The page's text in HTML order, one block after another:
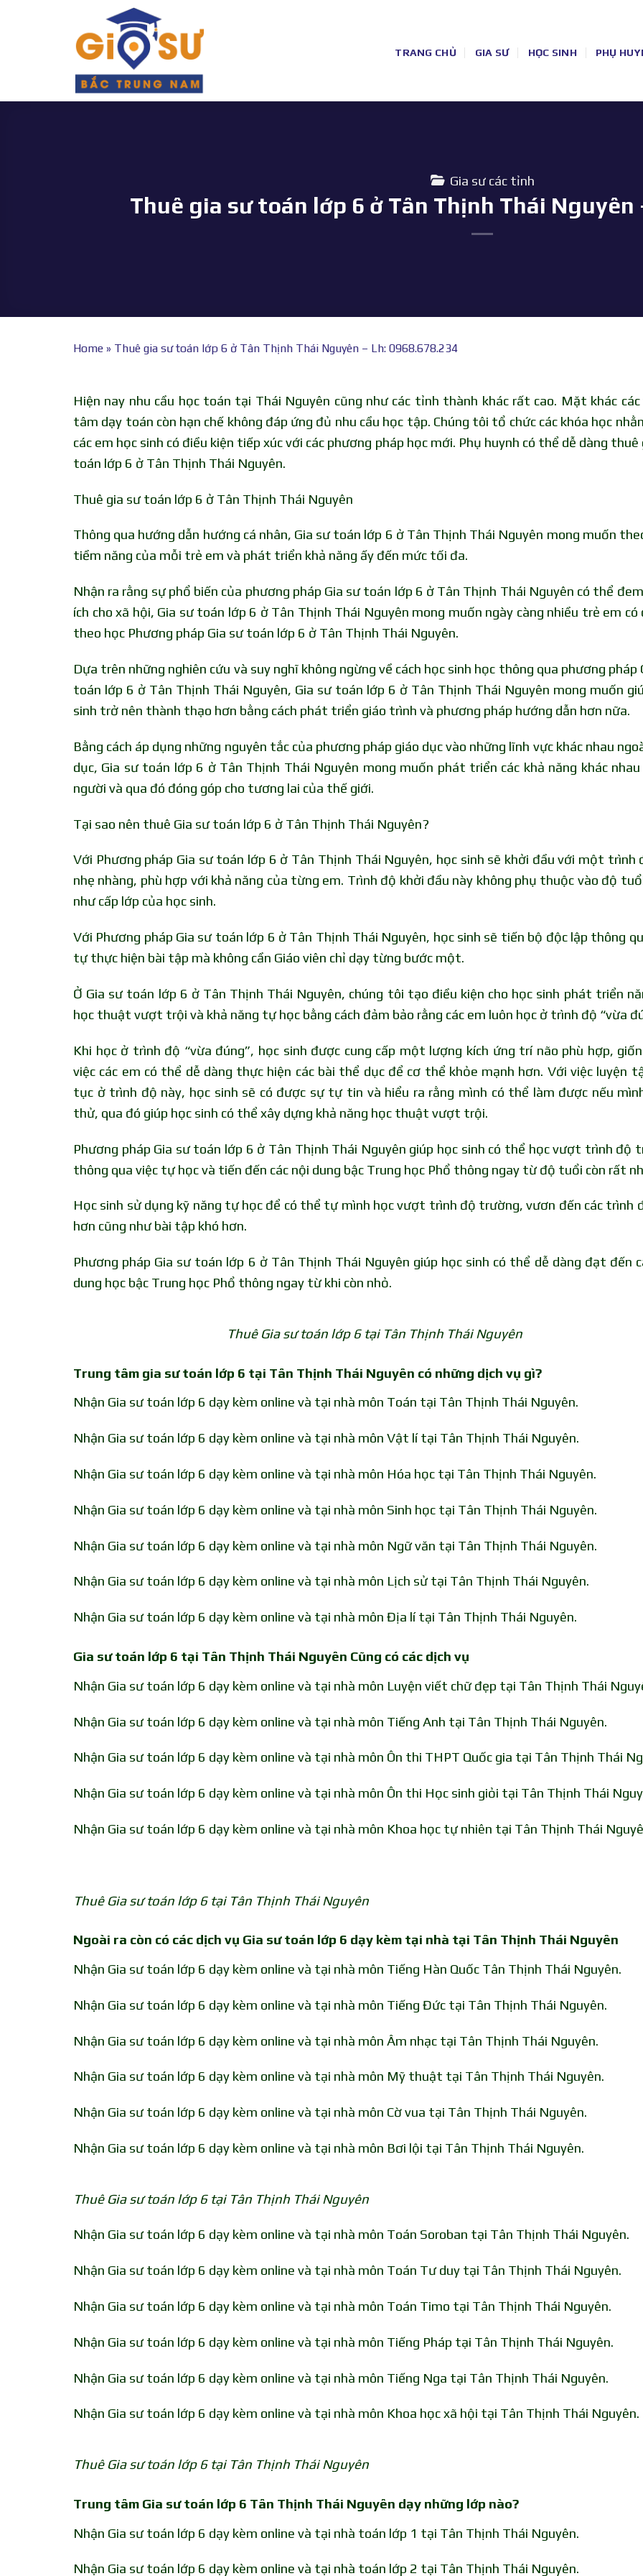
TRANG CHỦ GIA SƯ HỌC SINH PHỤ
Gia sư các tỉnh
Thuê gia sư toán lớp 6 ở Tân Thịnh Thái Nguyên
Home » Thuê gia sư toán lớp 6 ở Tân Thịnh Thái Nguyên – Lh: 0968.678.234
Hiện nay nhu cầu học toán tại Thái Nguyên cũng như các tỉnh thành khác rất cao. Mặt khác
tâm dạy toán còn hạn chế không đáp ứng đủ nhu cầu học tập. Chúng tôi tổ chức các khóa học
các em học sinh có điều kiện tiếp xúc với các phương pháp học mới. Phụ huynh có thể dễ dàng thuê
toán lớp 6 ở Tân Thịnh Thái Nguyên.
Thuê gia sư toán lớp 6 ở Tân Thịnh Thái Nguyên
Thông qua hướng dẫn hướng cá nhân, Gia sư toán lớp 6 ở Tân Thịnh Thái Nguyên mong muốn
tiềm năng của mỗi trẻ em và phát triển khả năng ấy đến mức tối đa.
Nhận ra rằng sự phổ biến của phương pháp Gia sư toán lớp 6 ở Tân Thịnh Thái Nguyên có thể
ích cho xã hội, Gia sư toán lớp 6 ở Tân Thịnh Thái Nguyên mong muốn ngày càng nhiều trẻ em có
theo học Phương pháp Gia sư toán lớp 6 ở Tân Thịnh Thái Nguyên.
Dựa trên những nghiên cứu và suy nghĩ không ngừng về cách học sinh học thông qua phương pháp
toán lớp 6 ở Tân Thịnh Thái Nguyên, Gia sư toán lớp 6 ở Tân Thịnh Thái Nguyên mong muốn
sinh trở nên thành thạo hơn bằng cách phát triển giáo trình và phương pháp hướng dẫn hơn nữa.
Bằng cách áp dụng những nguyên tắc của phương pháp giáo dục vào những lĩnh vực khác nhau
dục, Gia sư toán lớp 6 ở Tân Thịnh Thái Nguyên mong muốn phát triển các khả năng khác nhau
người và qua đó đóng góp cho tương lai của thế giới.
Tại sao nên thuê Gia sư toán lớp 6 ở Tân Thịnh Thái Nguyên?
Với Phương pháp Gia sư toán lớp 6 ở Tân Thịnh Thái Nguyên, học sinh sẽ khởi đầu với một trình
nhẹ nhàng, phù hợp với khả năng của từng em. Trình độ khởi đầu này không phụ thuộc vào độ
như cấp lớp của học sinh.
Với Phương pháp Gia sư toán lớp 6 ở Tân Thịnh Thái Nguyên, học sinh sẽ tiến bộ độc lập thông
tự thực hiện bài tập mà không cần Giáo viên chỉ dạy từng bước một.
Ở Gia sư toán lớp 6 ở Tân Thịnh Thái Nguyên, chúng tôi tạo điều kiện cho học sinh phát triển
học thuật vượt trội và khả năng tự học bằng cách đảm bảo rằng các em luôn học ở trình độ “vừa
Khi học ở trình độ “vừa đúng”, học sinh được cung cấp một lượng kích ứng trí não phù hợp,
việc các em có thể dễ dàng thực hiện các bài thể dục để cơ thể khỏe mạnh hơn. Với việc luyện
tục ở trình độ này, học sinh sẽ có được sự tự tin và hiểu ra rằng mình có thể làm được nếu
thử, qua đó giúp học sinh có thể xây dựng khả năng học thuật vượt trội.
Phương pháp Gia sư toán lớp 6 ở Tân Thịnh Thái Nguyên giúp học sinh có thể học vượt trình độ
thông qua việc tự học và tiến đến các nội dung bậc Trung học Phổ thông ngay từ độ tuổi còn rất
Học sinh sử dụng kỹ năng tự học để có thể tự mình học vượt trình độ trường, vươn đến các trình
hơn cũng như bài tập khó hơn.
Phương pháp Gia sư toán lớp 6 ở Tân Thịnh Thái Nguyên giúp học sinh có thể dễ dàng đạt đến
dung học bậc Trung học Phổ thông ngay từ khi còn nhỏ.
Thuê Gia sư toán lớp 6 tại Tân Thịnh Thái Nguyên
Trung tâm gia sư toán lớp 6 tại Tân Thịnh Thái Nguyên có những dịch vụ gì?
Nhận Gia sư toán lớp 6 dạy kèm online và tại nhà môn Toán tại Tân Thịnh Thái Nguyên.
Nhận Gia sư toán lớp 6 dạy kèm online và tại nhà môn Vật lí tại Tân Thịnh Thái Nguyên.
Nhận Gia sư toán lớp 6 dạy kèm online và tại nhà môn Hóa học tại Tân Thịnh Thái Nguyên.
Nhận Gia sư toán lớp 6 dạy kèm online và tại nhà môn Sinh học tại Tân Thịnh Thái Nguyên.
Nhận Gia sư toán lớp 6 dạy kèm online và tại nhà môn Ngữ văn tại Tân Thịnh Thái Nguyên.
Nhận Gia sư toán lớp 6 dạy kèm online và tại nhà môn Lịch sử tại Tân Thịnh Thái Nguyên.
Nhận Gia sư toán lớp 6 dạy kèm online và tại nhà môn Địa lí tại Tân Thịnh Thái Nguyên.
Gia sư toán lớp 6 tại Tân Thịnh Thái Nguyên Cũng có các dịch vụ
Nhận Gia sư toán lớp 6 dạy kèm online và tại nhà môn Luyện viết chữ đẹp tại Tân Thịnh Thái
Nhận Gia sư toán lớp 6 dạy kèm online và tại nhà môn Tiếng Anh tại Tân Thịnh Thái Nguyên.
Nhận Gia sư toán lớp 6 dạy kèm online và tại nhà môn Ôn thi THPT Quốc gia tại Tân Thịnh Thái
Nhận Gia sư toán lớp 6 dạy kèm online và tại nhà môn Ôn thi Học sinh giỏi tại Tân Thịnh Thái
Nhận Gia sư toán lớp 6 dạy kèm online và tại nhà môn Khoa học tự nhiên tại Tân Thịnh Thái
Thuê Gia sư toán lớp 6 tại Tân Thịnh Thái Nguyên
Ngoài ra còn có các dịch vụ Gia sư toán lớp 6 dạy kèm tại nhà tại Tân Thịnh Thái Nguyên
Nhận Gia sư toán lớp 6 dạy kèm online và tại nhà môn Tiếng Hàn Quốc Tân Thịnh Thái Nguyên.
Nhận Gia sư toán lớp 6 dạy kèm online và tại nhà môn Tiếng Đức tại Tân Thịnh Thái Nguyên.
Nhận Gia sư toán lớp 6 dạy kèm online và tại nhà môn Âm nhạc tại Tân Thịnh Thái Nguyên.
Nhận Gia sư toán lớp 6 dạy kèm online và tại nhà môn Mỹ thuật tại Tân Thịnh Thái Nguyên.
Nhận Gia sư toán lớp 6 dạy kèm online và tại nhà môn Cờ vua tại Tân Thịnh Thái Nguyên.
Nhận Gia sư toán lớp 6 dạy kèm online và tại nhà môn Bơi lội tại Tân Thịnh Thái Nguyên.
Thuê Gia sư toán lớp 6 tại Tân Thịnh Thái Nguyên
Nhận Gia sư toán lớp 6 dạy kèm online và tại nhà môn Toán Soroban tại Tân Thịnh Thái Nguyên.
Nhận Gia sư toán lớp 6 dạy kèm online và tại nhà môn Toán Tư duy tại Tân Thịnh Thái Nguyên.
Nhận Gia sư toán lớp 6 dạy kèm online và tại nhà môn Toán Timo tại Tân Thịnh Thái Nguyên.
Nhận Gia sư toán lớp 6 dạy kèm online và tại nhà môn Tiếng Pháp tại Tân Thịnh Thái Nguyên.
Nhận Gia sư toán lớp 6 dạy kèm online và tại nhà môn Tiếng Nga tại Tân Thịnh Thái Nguyên.
Nhận Gia sư toán lớp 6 dạy kèm online và tại nhà môn Khoa học xã hội tại Tân Thịnh Thái Nguyên.
Thuê Gia sư toán lớp 6 tại Tân Thịnh Thái Nguyên
Trung tâm Gia sư toán lớp 6 Tân Thịnh Thái Nguyên dạy những lớp nào?
Nhận Gia sư toán lớp 6 dạy kèm online và tại nhà toán lớp 1 tại Tân Thịnh Thái Nguyên.
Nhận Gia sư toán lớp 6 dạy kèm online và tại nhà toán lớp 2 tại Tân Thịnh Thái Nguyên.